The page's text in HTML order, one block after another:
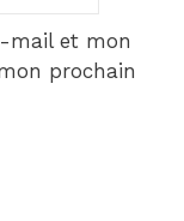
mail et mon
prochain